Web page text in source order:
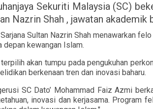
Sekuriti Malaysia (SC)
Nazrin Shah , jawatan
Sultan Nazrin Shah menawarkan
depan kewangan Islam.
akan tumpu pada pengukuhan
berkenaan tren dan inovasi baharu.
SC Dato’ Mohammad Faiz Azmi
inovasi dan kerjasama. Program